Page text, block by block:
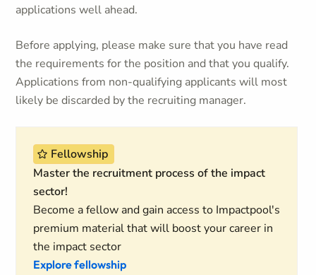
applications well ahead.
Before applying, please make sure that you have read
the requirements for the position and that you qualify.
Applications from non-qualifying applicants will most
likely be discarded by the recruiting manager.
Fellowship
Master the recruitment process of the impact
sector!
Become a fellow and gain access to Impactpool's
premium material that will boost your career in
the impact sector
Explore fellowship